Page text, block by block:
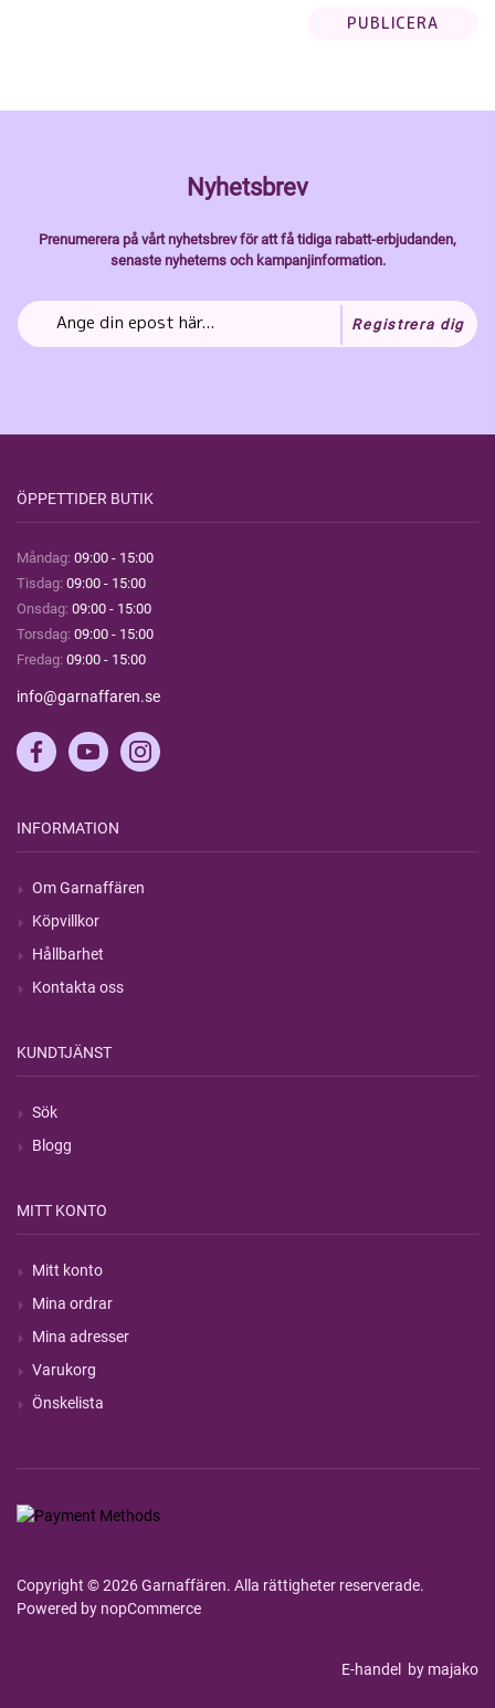
Nyhetsbrev
Prenumerera på vårt nyhetsbrev för att få tidiga rabatt-erbjudanden,
senaste nyheterns och kampanjinformation.
Registrera dig
ÖPPETTIDER BUTIK
Måndag: 09:00 - 15:00
Tisdag: 09:00 - 15:00
Onsdag: 09:00 - 15:00
Torsdag: 09:00 - 15:00
Fredag: 09:00 - 15:00
info@garnaffaren.se
INFORMATION
Om Garnaffären
Köpvillkor
Hållbarhet
Kontakta oss
KUNDTJÄNST
Sök
Blogg
MITT KONTO
Mitt konto
Mina ordrar
Mina adresser
Varukorg
Önskelista
Copyright © 2026 Garnaffären. Alla rättigheter reserverade.
Powered by nopCommerce
E-handel by majako